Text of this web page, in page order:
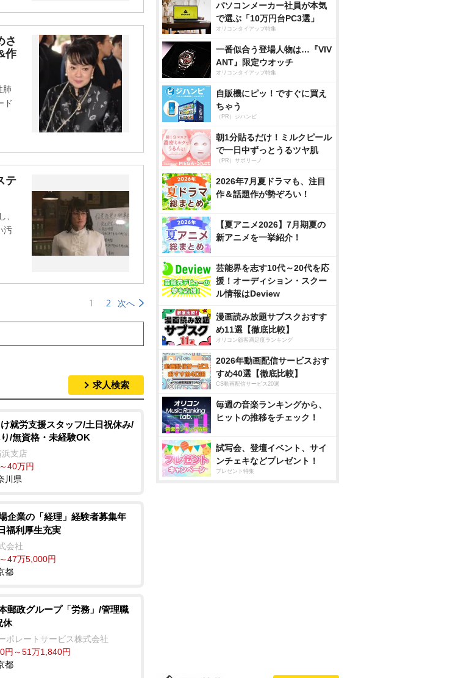
さ
作
肺
ド
テ
、
汚
1 2 次へ
求人検索
就労支援スタッフ/土日祝休み/
/無資格・未経験OK
支店
40万円
川県
場企業の「経理」経験者募集年
福利厚生充実
会社
47万5,000円
都
郵政グループ「労務」/管理職
休
ポレートサービス株式会社
円～51万1,840円
都
パソコンメーカー社員が本気
で選ぶ「10万円台PC3選」
オリコンタイアップ特集
一番似合う登場人物は…『VIV
ANT』限定ウオッチ
オリコンタイアップ特集
自販機にピッ！ですぐに買え
ちゃう
（PR）ジハンピ
朝1分貼るだけ！ミルクピール
で一日中ずっとうるツヤ肌
（PR）サボリーノ
2026年7月夏ドラマも、注目
作＆話題作が勢ぞろい！
【夏アニメ2026】7月期夏の
新アニメを一挙紹介！
芸能界を志す10代～20代を応
援！オーディション・スクー
ル情報はDeview
漫画読み放題サブスクおすす
め11選【徹底比較】
オリコン顧客満足度ランキング
2026年動画配信サービスおす
すめ40選【徹底比較】
CS動画配信サービス20選
毎週の音楽ランキングから、
ヒットの推移をチェック！
試写会、登壇イベント、サイ
ンチェキなどプレゼント！
プレゼント特集